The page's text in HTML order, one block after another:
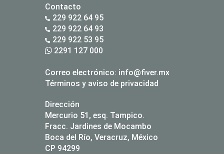
Contacto
229 922 64 95
229 922 64 93
229 922 53 95
2291 127 000
Correo electrónico: info@fiver.mx
Términos y aviso de privacidad
Dirección
Mercurio 51, esq. Tampico.
Fracc. Jardines de Mocambo
Boca del Río, Veracruz, México
CP 94299